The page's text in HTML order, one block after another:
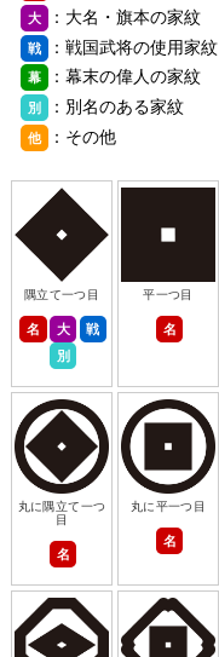
大 ：大名・旗本の家紋
戦 ：戦国武将の使用家紋
幕 ：幕末の偉人の家紋
別 ：別名のある家紋
他 ：その他
隅立て一つ目
名 大
戦
別
平一つ目
名
丸に隅立て一つ
目
名
丸に平一つ目
名